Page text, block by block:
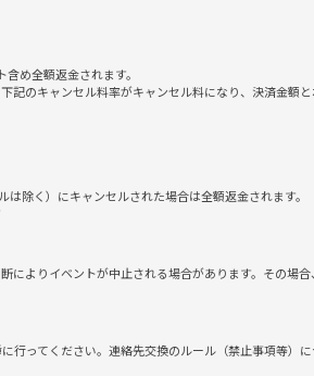
め全額返金されます。
記のキャンセル料率がキャンセル料になり、決済金額
除く）にキャンセルされた場合は全額返金されます。
によりイベントが中止される場合があります。その場
行ってください。連絡先交換のルール（禁止事項等）